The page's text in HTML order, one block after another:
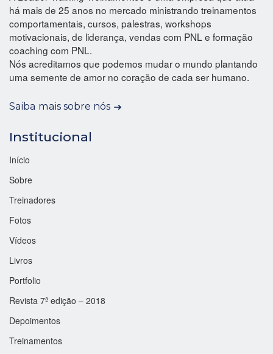
há mais de 25 anos no mercado ministrando treinamentos
comportamentais, cursos, palestras, workshops
motivacionais, de liderança, vendas com PNL e formação
coaching com PNL.
Nós acreditamos que podemos mudar o mundo plantando
uma semente de amor no coração de cada ser humano.
Saiba mais sobre nós
Institucional
Início
Sobre
Treinadores
Fotos
Vídeos
Livros
Portfolio
Revista 7ª edição – 2018
Depoimentos
Treinamentos